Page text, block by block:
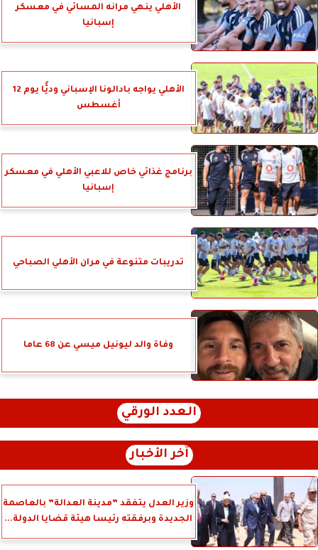
الأهلي ينهي مرانه المسائي في معسكر
إسبانيا
الأهلي يواجه بادالونا الإسباني وديًّا يوم 12
أغسطس
برنامج غذائي خاص للاعبي الأهلي في معسكر
إسبانيا
تدريبات متنوعة في مران الأهلي الصباحي
وفاة والد ليونيل ميسي عن 68 عاما
العدد الورقي
آخر الأخبار
وزير العدل يتفقد ”مدينة العدالة” بالعاصمة
الجديدة وبرفقته رئيسا هيئة قضايا الدولة...